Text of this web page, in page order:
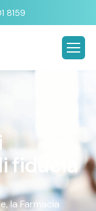
8159
ifid uc ia
la Farmacia